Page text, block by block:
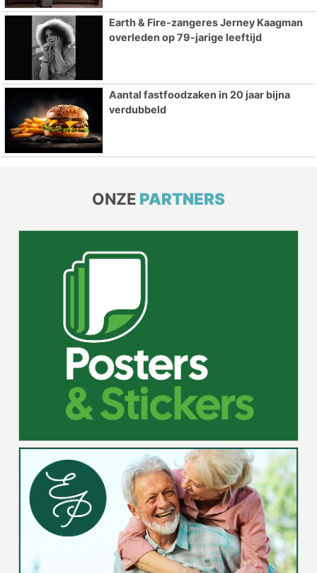
Earth & Fire-zangeres Jerney Kaagman
overleden op 79-jarige leeftijd
Aantal fastfoodzaken in 20 jaar bijna
verdubbeld
ONZE PARTNERS